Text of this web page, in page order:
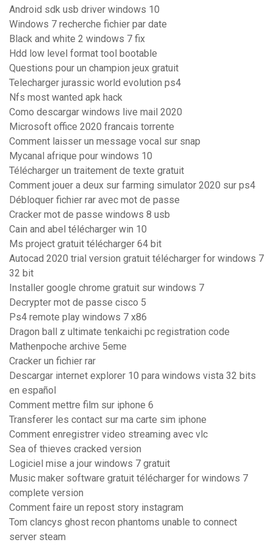
Android sdk usb driver windows 10
Windows 7 recherche fichier par date
Black and white 2 windows 7 fix
Hdd low level format tool bootable
Questions pour un champion jeux gratuit
Telecharger jurassic world evolution ps4
Nfs most wanted apk hack
Como descargar windows live mail 2020
Microsoft office 2020 francais torrente
Comment laisser un message vocal sur snap
Mycanal afrique pour windows 10
Télécharger un traitement de texte gratuit
Comment jouer a deux sur farming simulator 2020 sur ps4
Débloquer fichier rar avec mot de passe
Cracker mot de passe windows 8 usb
Cain and abel télécharger win 10
Ms project gratuit télécharger 64 bit
Autocad 2020 trial version gratuit télécharger for windows 7
32 bit
Installer google chrome gratuit sur windows 7
Decrypter mot de passe cisco 5
Ps4 remote play windows 7 x86
Dragon ball z ultimate tenkaichi pc registration code
Mathenpoche archive 5eme
Cracker un fichier rar
Descargar internet explorer 10 para windows vista 32 bits
en español
Comment mettre film sur iphone 6
Transferer les contact sur ma carte sim iphone
Comment enregistrer video streaming avec vlc
Sea of thieves cracked version
Logiciel mise a jour windows 7 gratuit
Music maker software gratuit télécharger for windows 7
complete version
Comment faire un repost story instagram
Tom clancys ghost recon phantoms unable to connect
server steam